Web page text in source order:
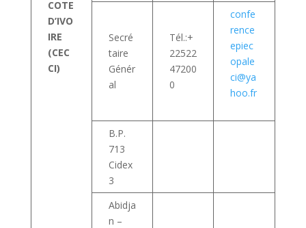
COTE
D’IVO
IRE
(CEC
CI)
Secré
taire
Génér
al
Tél.:+
22522
47200
0
confe
rence
epiec
opale
ci@ya
hoo.fr
B.P.
713
Cidex
3
Abidja
n –